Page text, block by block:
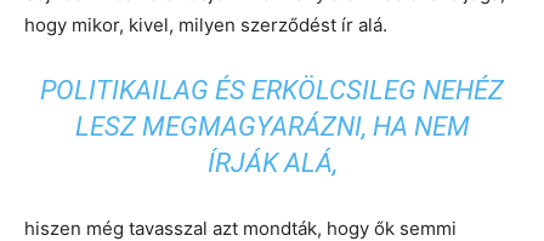
hogy mikor, kivel, milyen szerződést ír alá.
POLITIKAILAG ÉS ERKÖLCSILEG NEHÉZ
LESZ MEGMAGYARÁZNI, HA NEM
ÍRJÁK ALÁ,
hiszen még tavasszal azt mondták, hogy ők semmi